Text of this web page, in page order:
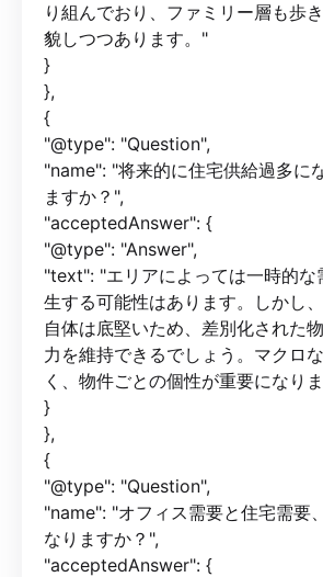
り組んでおり、ファミリー層も歩
貌しつつあります。"
}
},
{
"@type": "Question",
"name": "将来的に住宅供給過多に
ますか？",
"acceptedAnswer": {
"@type": "Answer",
"text": "エリアによっては一時的な
生する可能性はあります。しかし
自体は底堅いため、差別化された
力を維持できるでしょう。マクロ
く、物件ごとの個性が重要になり
}
},
{
"@type": "Question",
"name": "オフィス需要と住宅需要
なりますか？",
"acceptedAnswer": {